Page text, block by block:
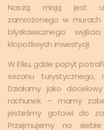
Naszą misją jest
zamrożonego w
błyskawicznego
kłopotliwych inwestycji.
W Ełku, gdzie popyt
sezonu turystycznego,
Działamy jako
rachunek – mamy
jesteśmy gotowi do
Przejmujemy na